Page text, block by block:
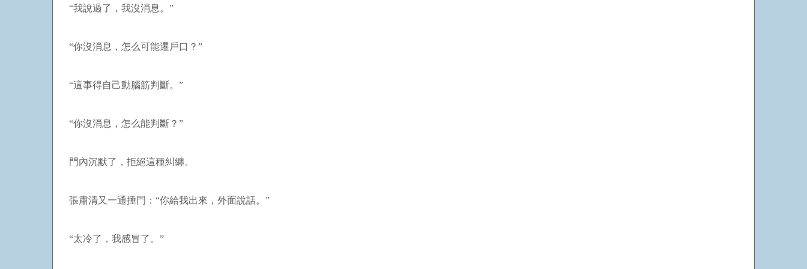
“我說過了，我沒消息。”
“你沒消息，怎么可能遷戶口？”
“這事得自己動腦筋判斷。”
“你沒消息，怎么能判斷？”
門內沉默了，拒絕這種糾纏。
張肅清又一通捶門：“你給我出來，外面說話。”
“太冷了，我感冒了。”